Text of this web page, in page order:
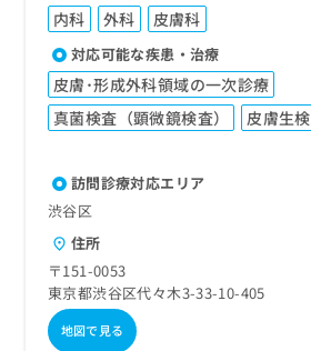
内科 外科 皮膚科
対応可能な疾患・治療
皮膚･形成外科領域の一次診療
真菌検査（顕微鏡検査）
皮膚生検
訪問診療対応エリア
渋谷区
住所
〒151-0053
東京都渋谷区代々木3-33-10-405
地図で見る